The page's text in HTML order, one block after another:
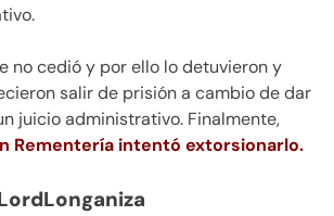
no cedió y por ello lo detuvieron y
salir de prisión a cambio de dar
juicio administrativo. Finalmente,
Rementería intentó extorsionarlo.